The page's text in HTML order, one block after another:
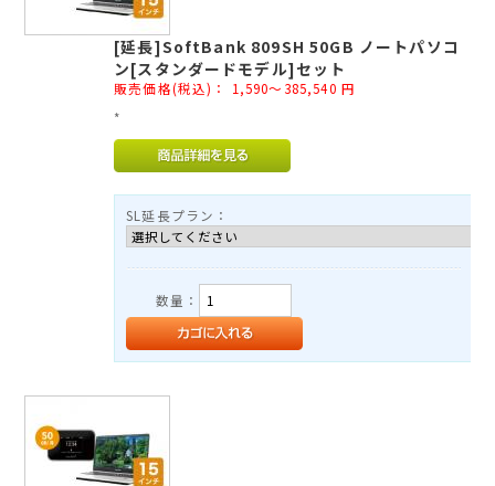
お申し込み
TEL：03-3525-8351
info@rental-store.jp
平日 10:00-19:00 土日祝11:00-18:00
東京都千代田区神田須田町1-5 KSビル2F
[延長]SoftBank 809SH 50GB ノートパソコ
ン[スタンダードモデル]セット
販売価格(税込)： 1,590～385,540 円
*
SL延長プラン：
数量：